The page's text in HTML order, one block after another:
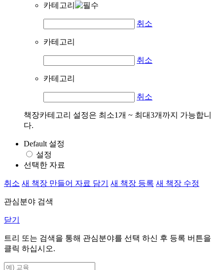
카테고리
취소
카테고리
취소
카테고리
취소
책장카테고리 설정은 최소1개 ~ 최대3개까지 가능합니
다.
Default 설정
설정
선택한 자료
취소 새 책장 만들어 자료 담기 새 책장 등록 새 책장 수정
관심분야 검색
닫기
트리 또는 검색을 통해 관심분야를 선택 하신 후 등록 버튼을
클릭 하십시오.